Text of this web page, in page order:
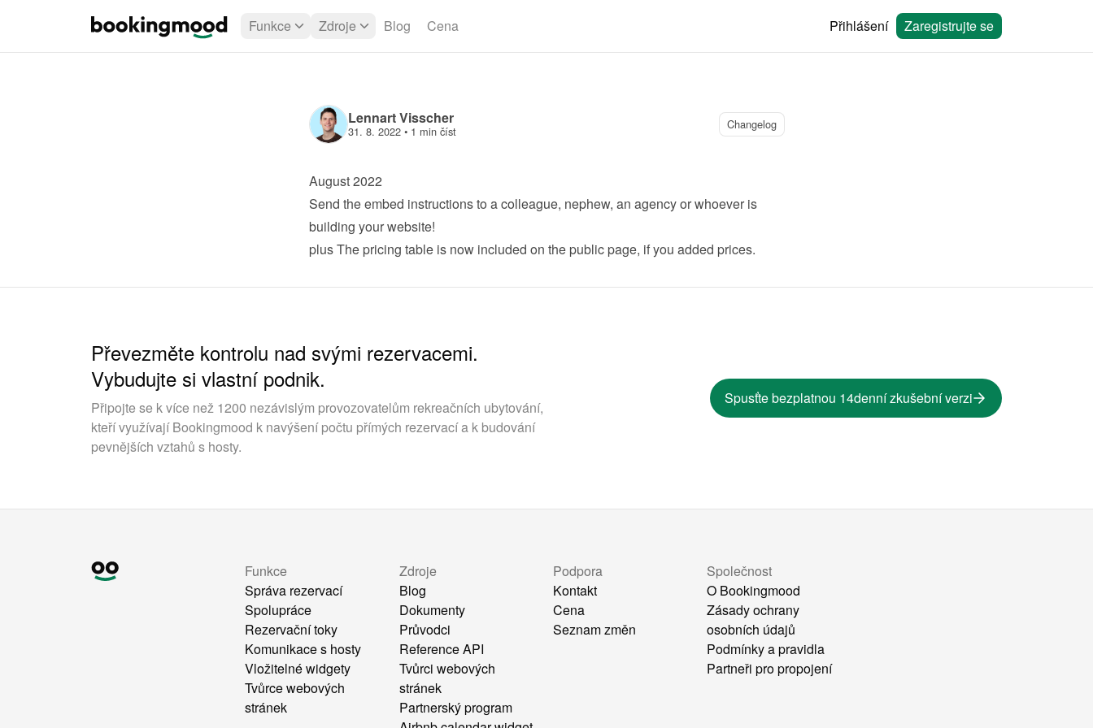
Funkce Zdroje Blog Cena Přihlášení Zaregistrujte se
Lennart Visscher
31. 8. 2022 • 1 min číst Changelog
August 2022
Send the embed instructions to a colleague, nephew, an agency or whoever is
building your website!
plus The pricing table is now included on the public page, if you added prices.
Převezměte kontrolu nad svými rezervacemi.
Vybudujte si vlastní podnik.
Připojte se k více než 1200 nezávislým provozovatelům rekreačních ubytování,
kteří využívají Bookingmood k navýšení počtu přímých rezervací a k budování
pevnějších vztahů s hosty.
Spusťte bezplatnou 14denní zkušební verzi
Funkce
Správa rezervací
Spolupráce
Rezervační toky
Komunikace s hosty
Vložitelné widgety
Tvůrce webových
stránek
Zdroje
Blog
Dokumenty
Průvodci
Reference API
Tvůrci webových
stránek
Partnerský program
Podpora
Kontakt
Cena
Seznam změn
Společnost
O Bookingmood
Zásady ochrany
osobních údajů
Podmínky a pravidla
Partneři pro propojení